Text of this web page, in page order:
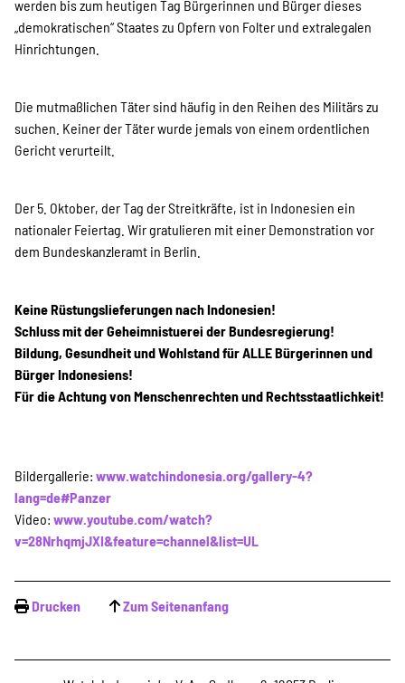
werden bis zum heutigen Tag Bürgerinnen und Bürger dieses
„demokratischen“ Staates zu Opfern von Folter und extralegalen
Hinrichtungen.
Die mutmaßlichen Täter sind häufig in den Reihen des Militärs zu
suchen. Keiner der Täter wurde jemals von einem ordentlichen
Gericht verurteilt.
Der 5. Oktober, der Tag der Streitkräfte, ist in Indonesien ein
nationaler Feiertag. Wir gratulieren mit einer Demonstration vor
dem Bundeskanzleramt in Berlin.
Keine Rüstungslieferungen nach Indonesien!
Schluss mit der Geheimnistuerei der Bundesregierung!
Bildung, Gesundheit und Wohlstand für ALLE Bürgerinnen und
Bürger Indonesiens!
Für die Achtung von Menschenrechten und Rechtsstaatlichkeit!
Bildergallerie: www.watchindonesia.org/gallery-4?
lang=de#Panzer
Video: www.youtube.com/watch?
v=28NrhqmjJXI&feature=channel&list=UL
Drucken Zum Seitenanfang